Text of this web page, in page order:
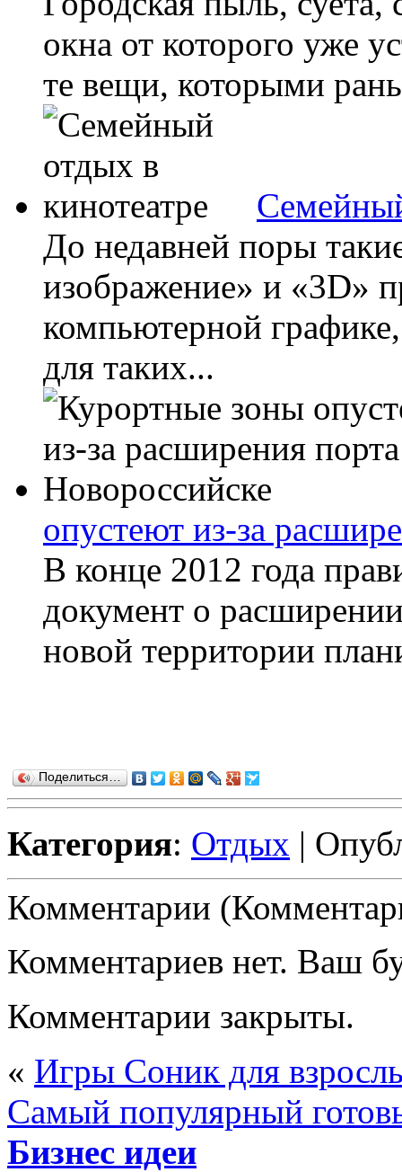
окна от которого уже
те вещи, которыми
До недавней поры
изображение» и «3D»
компьютерной
для таких...
опустеют из-за
В конце 2012 года
документ о
новой территории
Поделиться…
Категория: Отдых |
Комментарии
Комментариев нет. Ваш
Комментарии закрыты.
« Игры Соник для
Самый популярный
Бизнес идеи